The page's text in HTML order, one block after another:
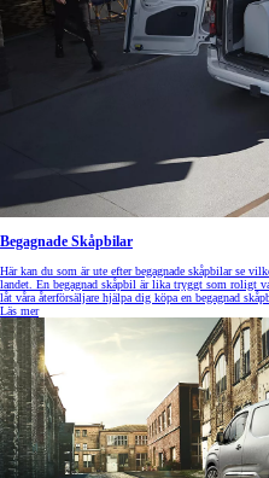
Begagnade Skåpbilar
Här kan du som är ute efter begagnade skåpbilar se
landet. En begagnad skåpbil är lika tryggt som roligt
låt våra återförsäljare hjälpa dig köpa en begagnad
Läs mer